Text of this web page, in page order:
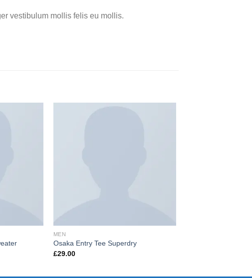
vestibulum mollis felis eu mollis.
MEN
Osaka Entry Tee Superdry
£29.00